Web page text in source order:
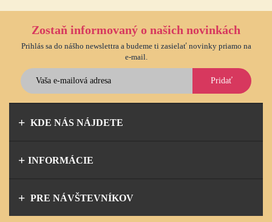
Zostaň informovaný o našich novinkách
Prihlás sa do nášho newslettra a budeme ti zasielať novinky priamo na
e-mail.
Pridať
KDE NÁS NÁJDETE
INFORMÁCIE
PRE NÁVŠTEVNÍKOV